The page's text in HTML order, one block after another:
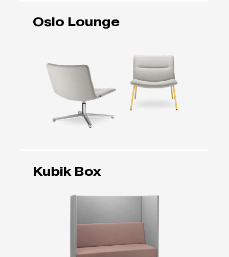
Oslo Lounge
Kubik Box